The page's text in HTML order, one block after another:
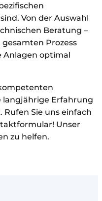
Von der Auswahl
Beratung –
Prozess
Anlagen optimal
langjährige Erfahrung
Sie uns einfach
Unser
zu helfen.